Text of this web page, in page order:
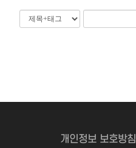
개인정보 보호방침